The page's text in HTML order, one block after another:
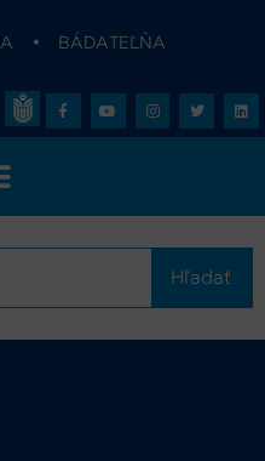
• BÁDATEĽŇA
Hľadať